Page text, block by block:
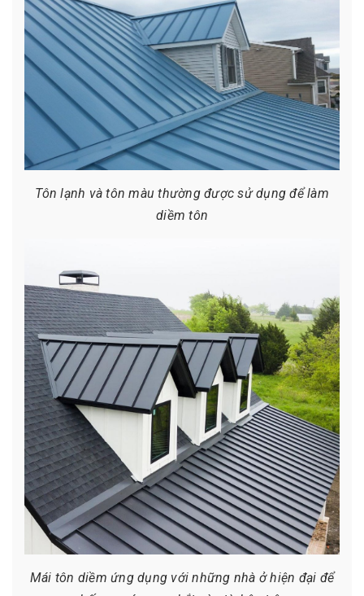
Tôn lạnh và tôn màu thường được sử dụng để làm
diềm tôn
Mái tôn diềm ứng dụng với những nhà ở hiện đại để